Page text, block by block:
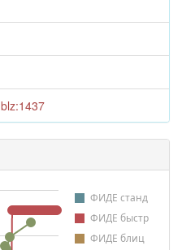
blz:1437
ФИДЕ станд
ФИДЕ быстр
ФИДЕ блиц